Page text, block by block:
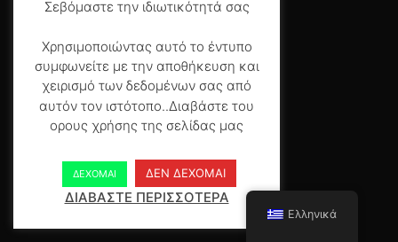
Σεβόμαστε την ιδιωτικότητά σας
Χρησιμοποιώντας αυτό το έντυπο
συμφωνείτε με την αποθήκευση και
χειρισμό των δεδομένων σας από
αυτόν τον ιστότοπο..Διαβάστε του
ορους χρήσης της σελίδας μας
ΔΕΧΟΜΑΙ ΔΕΝ ΔΕΧΟΜΑΙ
ΔΙΑΒΑΣΤΕ ΠΕΡΙΣΣΟΤΕΡΑ
Ελληνικά